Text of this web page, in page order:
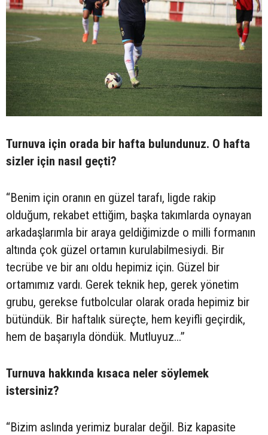
Turnuva için orada bir hafta bulundunuz. O hafta
sizler için nasıl geçti?
“Benim için oranın en güzel tarafı, ligde rakip
olduğum, rekabet ettiğim, başka takımlarda oynayan
arkadaşlarımla bir araya geldiğimizde o milli formanın
altında çok güzel ortamın kurulabilmesiydi. Bir
tecrübe ve bir anı oldu hepimiz için. Güzel bir
ortamımız vardı. Gerek teknik hep, gerek yönetim
grubu, gerekse futbolcular olarak orada hepimiz bir
bütündük. Bir haftalık süreçte, hem keyifli geçirdik,
hem de başarıyla döndük. Mutluyuz...”
Turnuva hakkında kısaca neler söylemek
istersiniz?
“Bizim aslında yerimiz buralar değil. Biz kapasite